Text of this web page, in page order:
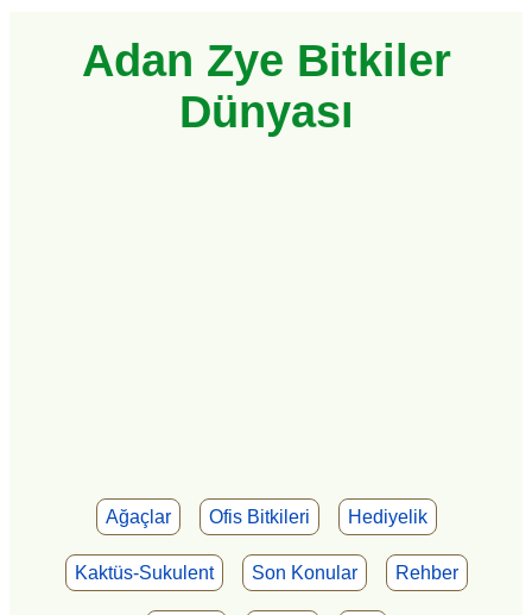
Adan Zye Bitkiler
Dünyası
Ağaçlar Ofis Bitkileri Hediyelik
Kaktüs-Sukulent Son Konular Rehber